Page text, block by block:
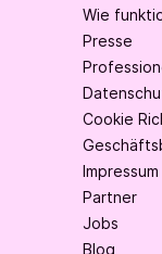
Wie
Presse
Cookie
Impressum
Partner
Jobs
Blog